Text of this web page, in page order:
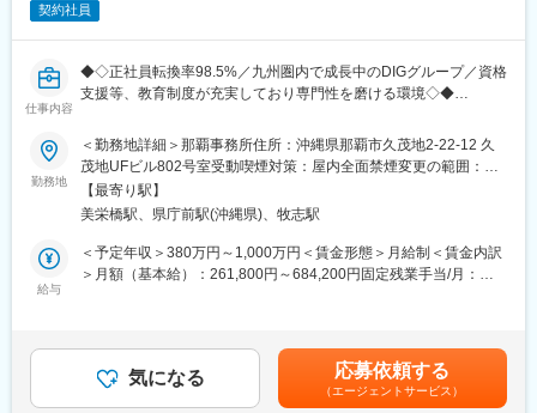
■当社について：
る東証プライム上場の総合建設企業です。
■業務内容
お客様のニーズを伺い、ご希望に沿った住宅をゼロから企画・提
案します。
＜業務詳細＞
・モデルハウスのご案内
・ご希望をヒアリングしプランを作成
・固定給に加え、賞与年2回＋報奨金が給与となります。
年収1000万円 ～2000万円の方も多数！入社後年収400～500万円
UPした社員も在籍しています。
契約社員
仕事内容
◆◇正社員転換率98.5%／九州圏内で成長中のDIGグループ／資格
支援等、教育制度が充実しており専門性を磨ける環境◇◆
税務・会計を中核に、労務、人事、不動産、M&A、財務コンサル
ティングなどをワンストップで提供するDIGグループにて税務コ
ンサルタントをお任せいたします。
■業務内容：
税務コンサルティング部に所属し、税務顧問を中心としたクライ
アント対応と提案業務をお任せします。記帳代行・申告書作成を
＜具体的な業務＞
・クライアント対応（チャット・電話・オンライン／対面面談）
・試算表、税務申告書、決算書のチェック
勤務地
＜勤務地詳細＞那覇事務所住所：沖縄県那覇市久茂地2-22-12 久
茂地UFビル802号室受動喫煙対策：屋内全面禁煙変更の範囲：会
社の定める事業所
【最寄り駅】
美栄橋駅、県庁前駅(沖縄県)、牧志駅
給与
＜予定年収＞380万円～1,000万円＜賃金形態＞月給制＜賃金内訳
＞月額（基本給）：261,800円～684,200円固定残業手当/月：
【賞与】年2回（支給の有無・金額は評価項目の達成度に応じて決
定）【昇給】年2回（評価項目の達成度に応じて決定）賃金はあく
までも目安の金額であり、選考を通じて上下する可能性がありま
気になる 応募依頼する
（エージェントサービス）